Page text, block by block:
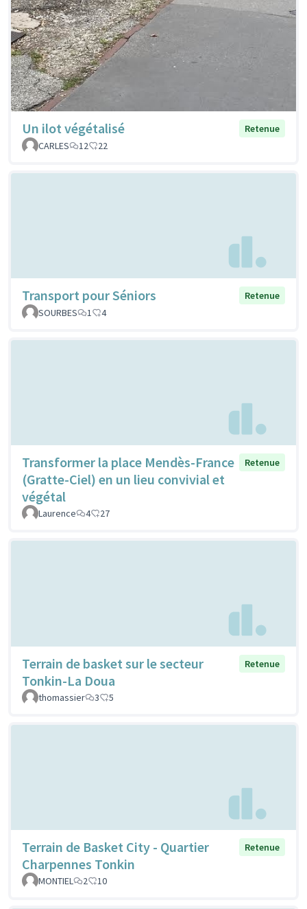
Un ilot végétalisé
Retenue
CARLES
12 22
Transport pour Séniors
Retenue
SOURBES
1 4
Transformer la place Mendès-France
(Gratte-Ciel) en un lieu convivial et
végétal
Retenue
Laurence 4 27
Terrain de basket sur le secteur
Tonkin-La Doua
Retenue
thomassier 3 5
Terrain de Basket City - Quartier
Charpennes Tonkin
Retenue
MONTIEL 2 10